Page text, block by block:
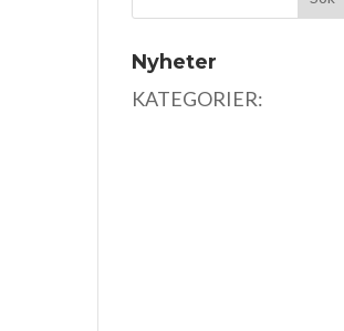
Nyheter
KATEGORIER: